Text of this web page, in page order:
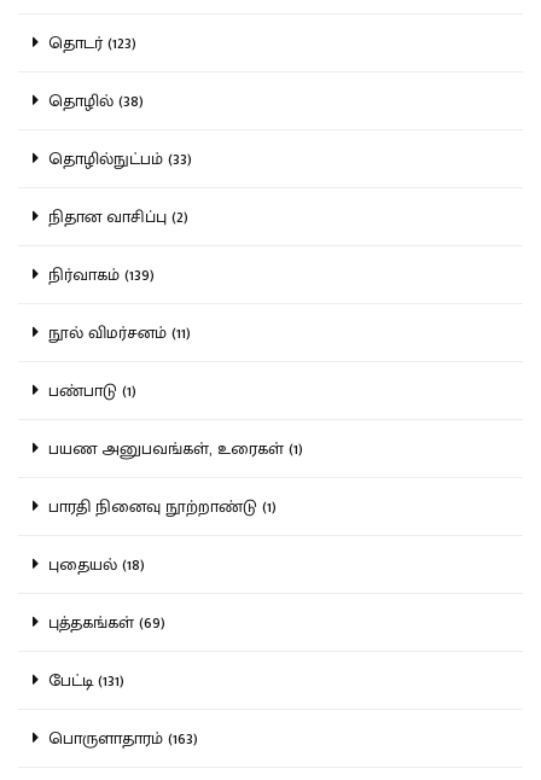
தொடர் (123)
தொழில் (38)
தொழில்நுட்பம் (33)
நிதான வாசிப்பு (2)
நிர்வாகம் (139)
நூல் விமர்சனம் (11)
பண்பாடு (1)
பயண அனுபவங்கள், உரைகள் (1)
பாரதி நினைவு நூற்றாண்டு (1)
புதையல் (18)
புத்தகங்கள் (69)
பேட்டி (131)
பொருளாதாரம் (163)